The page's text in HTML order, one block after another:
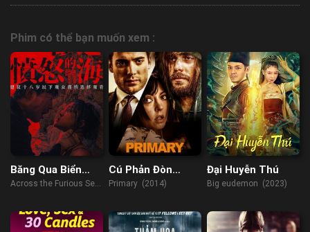
Phim có thể bạn muốn xem :
Băng Qua Biển
Giận Dữ
Across the Furious Sea
Cú Phản Đòn
Ngoạn Mục
Primary (2014)
Đại Huyễn Thú
Big eudemon (2023)